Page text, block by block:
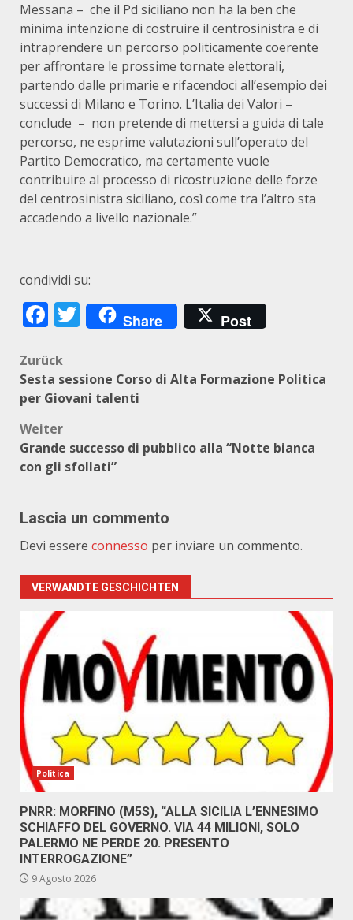
Messana – che il Pd siciliano non ha la ben che
minima intenzione di costruire il centrosinistra e di
intraprendere un percorso politicamente coerente
per affrontare le prossime tornate elettorali,
partendo dalle primarie e rifacendoci all’esempio dei
successi di Milano e Torino. L’Italia dei Valori –
conclude – non pretende di mettersi a guida di tale
percorso, ne esprime valutazioni sull’operato del
Partito Democratico, ma certamente vuole
contribuire al processo di ricostruzione delle forze
del centrosinistra siciliano, così come tra l’altro sta
accadendo a livello nazionale.”
condividi su:
Facebook
Twitter
Share Post
Beitragsnavigation
Zurück
Sesta sessione Corso di Alta Formazione Politica
per Giovani talenti
Weiter
Grande successo di pubblico alla “Notte bianca
con gli sfollati”
Lascia un commento
Devi essere connesso per inviare un commento.
VERWANDTE GESCHICHTEN
Politica
PNRR: MORFINO (M5S), “ALLA SICILIA L’ENNESIMO
SCHIAFFO DEL GOVERNO. VIA 44 MILIONI, SOLO
PALERMO NE PERDE 20. PRESENTO
INTERROGAZIONE”
9 Agosto 2026